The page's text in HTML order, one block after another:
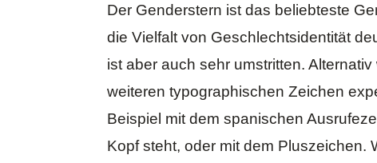
Der Genderstern ist das beliebteste
die Vielfalt von Geschlechtsidentität
ist aber auchsehr umstritten.
weiteren typographischen Zeichen
Beispiel mit dem spanischen
Kopf steht, oder mit dem Pluszeichen.